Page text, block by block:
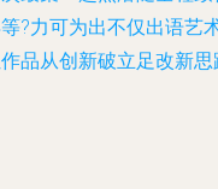
?力可为出不仅出语艺
品从创新破立足改新